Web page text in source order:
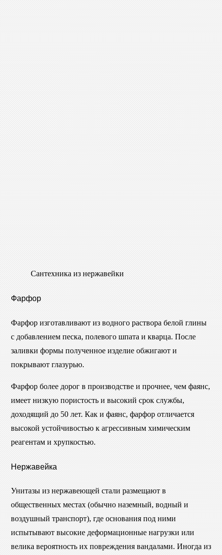
Сантехника из нержавейки
Фарфор
Фарфор изготавливают из водного раствора белой глины
с добавлением песка, полевого шпата и кварца. После
заливки формы полученное изделие обжигают и
покрывают глазурью.
Фарфор более дорог в производстве и прочнее, чем фаянс,
имеет низкую пористость и высокий срок службы,
доходящий до 50 лет. Как и фаянс, фарфор отличается
высокой устойчивостью к агрессивным химическим
реагентам и хрупкостью.
Нержавейка
Унитазы из нержавеющей стали размещают в
общественных местах (обычно наземный, водный и
воздушный транспорт), где основания под ними
испытывают высокие деформационные нагрузки или
велика вероятность их повреждения вандалами. Иногда из